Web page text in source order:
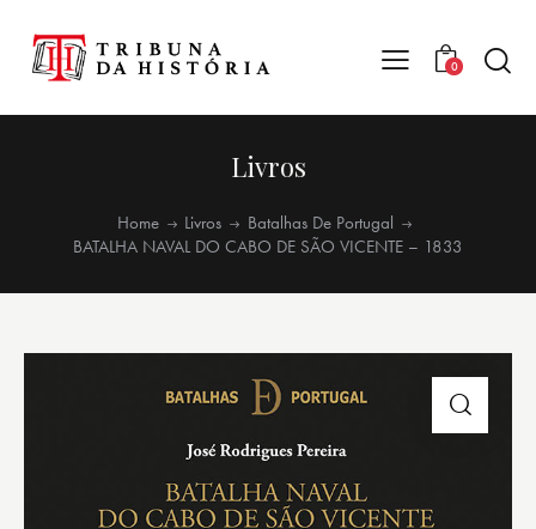
0
Livros
Home Livros
Batalhas De Portugal
BATALHA NAVAL DO CABO DE SÃO VICENTE – 1833